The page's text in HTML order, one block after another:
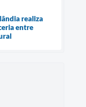
realiza
entre